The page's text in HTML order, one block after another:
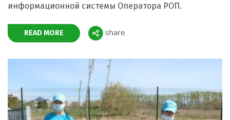
информационной системы Оператора РОП.
READ MORE Поделиться
share